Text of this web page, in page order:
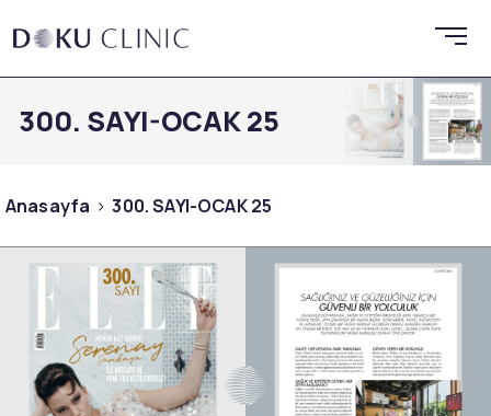
300. SAYI-OCAK 25
Anasayfa 300. SAYI-OCAK 25